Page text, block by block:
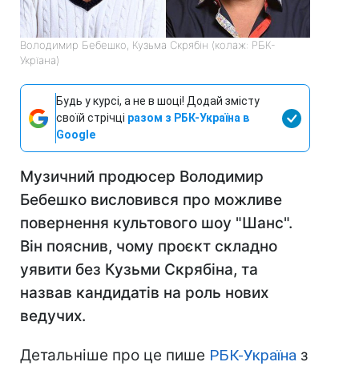
Володимир Бебешко, Кузьма Скрябін (колаж: РБК-
Укрїана)
Будь у курсі, а не в шоці! Додай змісту
своїй стрічці разом з РБК-Україна в
Google
Музичний продюсер Володимир
Бебешко висловився про можливе
повернення культового шоу "Шанс".
Він пояснив, чому проєкт складно
уявити без Кузьми Скрябіна, та
назвав кандидатів на роль нових
ведучих.
Детальніше про це пише РБК-Україна з